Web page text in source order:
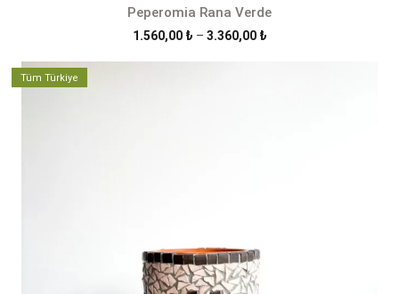
Peperomia Rana Verde
1.560,00 ₺ – 3.360,00 ₺Fiyat
Tüm Türkiye